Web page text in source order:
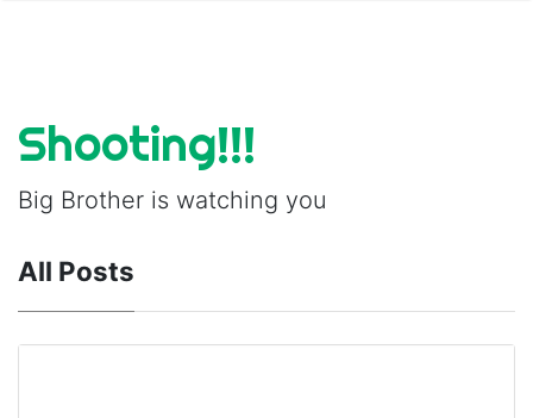
Shooting!!!
Big Brother is watching you
All Posts